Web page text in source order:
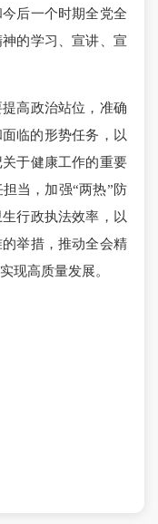
后一个时期全党全
的学习、宣讲、宣
高政治站位，准确
临的形势任务，以
于健康工作的重要
当，加强“两热”防
行政执法效率，以
举措，推动全会精
现高质量发展。